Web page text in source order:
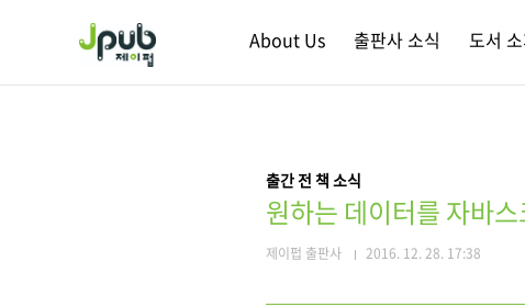
About Us 출판사 소식 도서
출간 전 책 소식
원하는 데이터를 자바
제이펍 출판사 2016. 12. 28. 17:38